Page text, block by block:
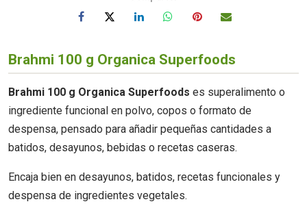
Brahmi 100 g Organica Superfoods
Brahmi 100 g Organica Superfoods es superalimento o
ingrediente funcional en polvo, copos o formato de
despensa, pensado para añadir pequeñas cantidades a
batidos, desayunos, bebidas o recetas caseras.
Encaja bien en desayunos, batidos, recetas funcionales y
despensa de ingredientes vegetales.